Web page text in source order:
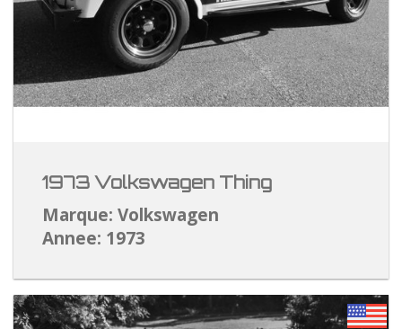
1973 Volkswagen Thing
Marque: Volkswagen
Annee: 1973